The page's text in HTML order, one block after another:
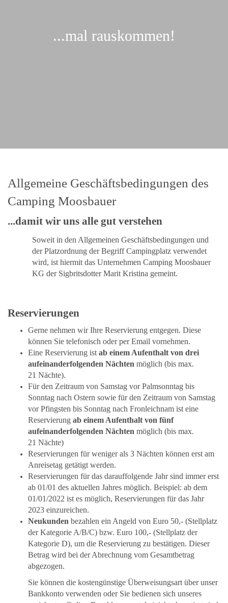
...mal rauskommen!
Allgemeine Geschäftsbedingungen des
Camping Moosbauer
...damit wir uns alle gut verstehen
Soweit in den Allgemeinen Geschäftsbedingungen und
der Platzordnung der Begriff Campingplatz verwendet
wird, ist hiermit das Unternehmen Camping Moosbauer
KG der Sigbritsdotter Marit Kristina gemeint.
Reservierungen
Gerne nehmen wir Ihre Reservierung entgegen. Diese
können Sie telefonisch oder per Email vornehmen.
Eine Reservierung ist ab einem Aufenthalt von drei
aufeinanderfolgenden Nächten möglich (bis max.
21 Nächte).
Für den Zeitraum von Samstag vor Palmsonntag bis
Sonntag nach Ostern sowie für den Zeitraum von Samstag
vor Pfingsten bis Sonntag nach Fronleichnam ist eine
Reservierung ab einem Aufenthalt von fünf
aufeinanderfolgenden Nächten möglich (bis max.
21 Nächte)
Reservierungen für weniger als 3 Nächten können erst am
Anreisetag getätigt werden.
Reservierungen für das darauffolgende Jahr sind immer erst
ab 01/01 des aktuellen Jahres möglich. Beispiel: ab dem
01/01/2022 ist es möglich, Reservierungen für das Jahr
2023 einzureichen.
Neukunden bezahlen ein Angeld von Euro 50,- (Stellplatz
der Kategorie A/B/C) bzw. Euro 100,- (Stellplatz der
Kategorie D), um die Reservierung zu bestätigen. Dieser
Betrag wird bei der Abrechnung vom Gesamtbetrag
abgezogen.
Sie können die kostengünstige Überweisungsart über unser
Bankkonto verwenden oderSie bedienen sich unseres